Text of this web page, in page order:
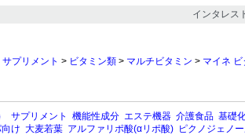
インタレス
サプリメント > ビタミン類 > マルチビタミン > マイネ
サプリメント 機能性成分 エステ機器 介護食品 基礎
け 大麦若葉 アルファリポ酸(αリポ酸) ピクノジェノ